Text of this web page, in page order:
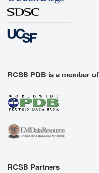
RCSB PDB is a member of
RCSB Partners